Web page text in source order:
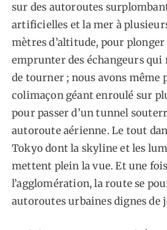
sur des autoroutes
artificielles et la mer à
mètres d’altitude, pour plonger
emprunter des échangeurs qui
de tourner ; nous avons même
colimaçon géant enroulé sur
pour passer d’un tunnel
autoroute aérienne. Le tout
Tokyo dont la skyline et les
mettent plein la vue. Et une
l’agglomération, la route se
autoroutes urbaines dignes de